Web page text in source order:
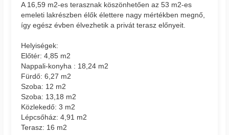
A 16,59 m2-es terasznak köszönhetően az 53 m2-es
emeleti lakrészben élők élettere nagy mértékben megnő,
így egész évben élvezhetik a privát terasz előnyeit.
Helyiségek:
Előtér: 4,85 m2
Nappali-konyha : 18,24 m2
Fürdő: 6,27 m2
Szoba: 12 m2
Szoba: 13,18 m2
Közlekedő: 3 m2
Lépcsőház: 4,91 m2
Terasz: 16 m2